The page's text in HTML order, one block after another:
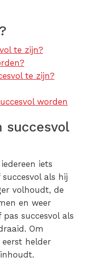
te zijn?
te zijn?
worden
succesvol
iets
als hij
volhoudt, de
en weer
succesvol als
Om
helder